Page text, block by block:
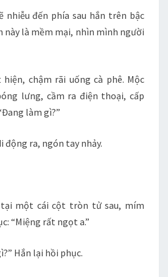
nhiễu đến phía sau hắn trên bậc
là mềm mại, nhìn mình người
chậm rãi uống cà phê. Mộc
lưng, cầm ra điện thoại, cấp
làm gì?”
động ra, ngón tay nhảy.
tại một cái cột tròn tử sau, mím
“Miệng rất ngọt a.”
Hắn lại hồi phục.